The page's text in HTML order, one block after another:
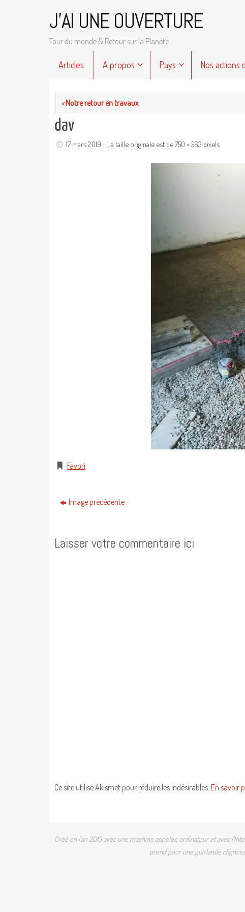
J'AI UNE OUVERTURE
Tour du monde & Retour sur la Planète
Articles A propos Pays Nos actions
«Notre retour en travaux
dav
17 mars 2019 La taille originale est de750 × 563 pixels
Favori.
Image précédente
Laisser votre commentaire ici
Ce site utilise Akismet pour réduire les indésirables. En savoir
Créé en l'an 2013 avec une machine appelée ordinateur et avec
prend pour une guirlande